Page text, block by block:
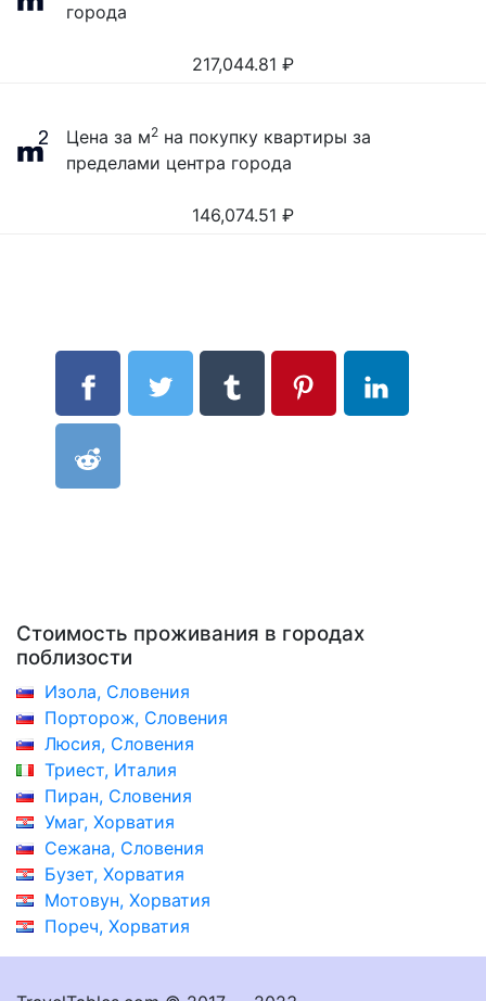
города
217,044.81 ₽
Цена за м2 на покупку квартиры за
пределами центра города
146,074.51 ₽
Стоимость проживания в городах
поблизости
Изола, Словения
Порторож, Словения
Люсия, Словения
Триест, Италия
Пиран, Словения
Умаг, Хорватия
Сежана, Словения
Бузет, Хорватия
Мотовун, Хорватия
Пореч, Хорватия